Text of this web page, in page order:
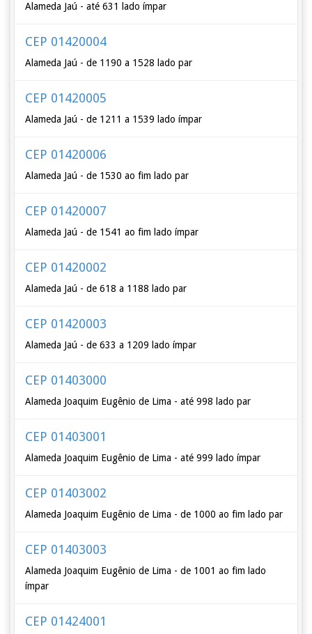
Alameda Jaú - até 631 lado ímpar
CEP 01420004
Alameda Jaú - de 1190 a 1528 lado par
CEP 01420005
Alameda Jaú - de 1211 a 1539 lado ímpar
CEP 01420006
Alameda Jaú - de 1530 ao fim lado par
CEP 01420007
Alameda Jaú - de 1541 ao fim lado ímpar
CEP 01420002
Alameda Jaú - de 618 a 1188 lado par
CEP 01420003
Alameda Jaú - de 633 a 1209 lado ímpar
CEP 01403000
Alameda Joaquim Eugênio de Lima - até 998 lado par
CEP 01403001
Alameda Joaquim Eugênio de Lima - até 999 lado ímpar
CEP 01403002
Alameda Joaquim Eugênio de Lima - de 1000 ao fim lado par
CEP 01403003
Alameda Joaquim Eugênio de Lima - de 1001 ao fim lado
ímpar
CEP 01424001